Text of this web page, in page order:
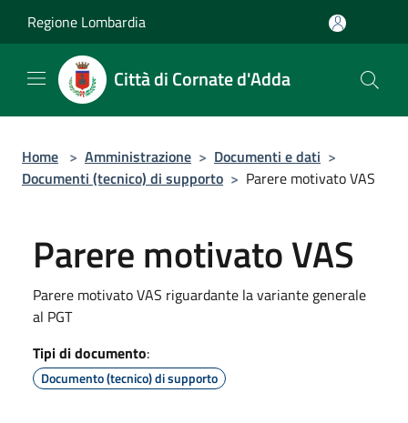
Regione Lombardia
Città di Cornate d'Adda
Home > Amministrazione > Documenti e dati >
Documenti (tecnico) di supporto > Parere motivato VAS
Parere motivato VAS
Parere motivato VAS riguardante la variante generale
al PGT
Tipi di documento:
Documento (tecnico) di supporto